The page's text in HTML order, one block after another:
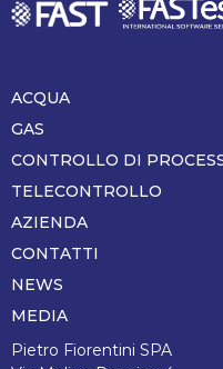
Piè
di
pagina
ACQUA
GAS
CONTROLLO DI
TELECONTROLLO
AZIENDA
CONTATTI
NEWS
MEDIA
Pietro Fiorentini SPA